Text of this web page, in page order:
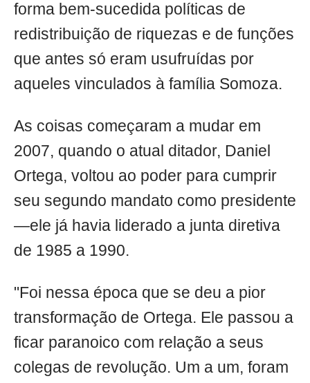
forma bem-sucedida políticas de
redistribuição de riquezas e de funções
que antes só eram usufruídas por
aqueles vinculados à família Somoza.
As coisas começaram a mudar em
2007, quando o atual ditador, Daniel
Ortega, voltou ao poder para cumprir
seu segundo mandato como presidente
—ele já havia liderado a junta diretiva
de 1985 a 1990.
"Foi nessa época que se deu a pior
transformação de Ortega. Ele passou a
ficar paranoico com relação a seus
colegas de revolução. Um a um, foram